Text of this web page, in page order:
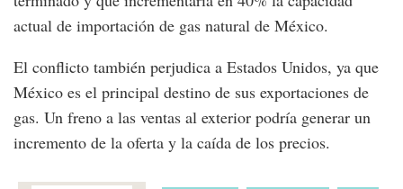
actual de importación de gas natural de México.
El conflicto también perjudica a Estados Unidos, ya que
México es el principal destino de sus exportaciones de
gas. Un freno a las ventas al exterior podría generar un
incremento de la oferta y la caída de los precios.